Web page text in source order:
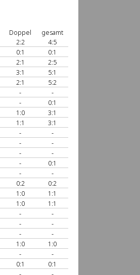
Doppel
gesamt
2:2
4:5
0:1
0:1
2:1
2:5
3:1
5:1
2:1
5:2
-
-
-
0:1
1:0
3:1
1:1
3:1
-
-
-
-
-
-
-
0:1
-
-
0:2
0:2
1:0
1:1
1:0
1:1
-
-
-
-
-
-
1:0
1:0
-
-
0:1
0:1